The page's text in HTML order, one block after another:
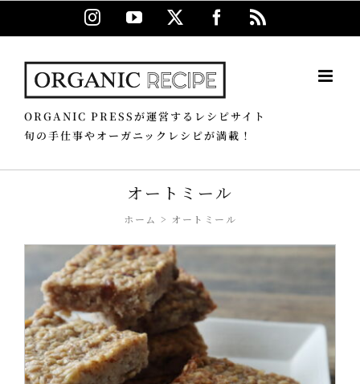
Instagram
YouTube Facebook
ORGANIC PRESSが運営するレシピサイト
旬の手仕事やオーガニックレシピが満載！
オートミール
ホーム オートミール